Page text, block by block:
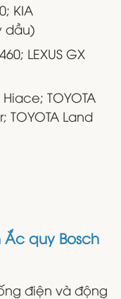
KIA
dầu)
LEXUS GX
Hiace; TOYOTA
TOYOTA Land
quy Bosch
điện và động